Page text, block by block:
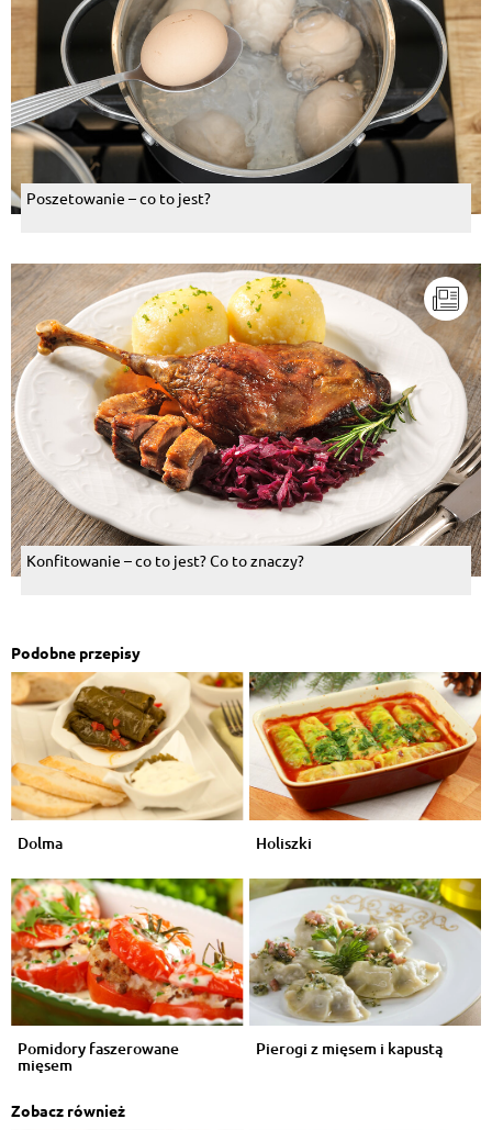
Poszetowanie – co to jest?
Konfitowanie – co to jest? Co to znaczy?
Podobne przepisy
Dolma Holiszki
Pomidory faszerowane
mięsem
Pierogi z mięsem i kapustą
Zobacz również